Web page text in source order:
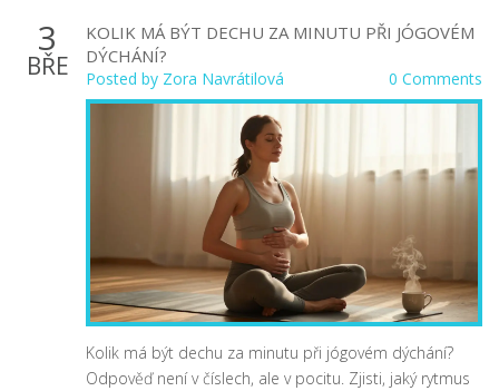
3
BŘE
KOLIK MÁ BÝT DECHU ZA MINUTU PŘI JÓGOVÉM
DÝCHÁNÍ?
Posted by Zora Navrátilová 0 Comments
Kolik má být dechu za minutu při jógovém dýchání?
Odpověď není v číslech, ale v pocitu. Zjisti, jaký rytmus